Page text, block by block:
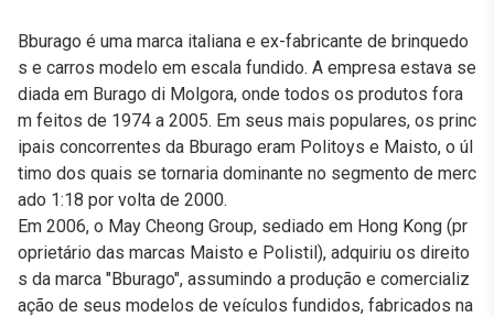
Bburago é uma marca italiana e ex-fabricante de brinquedo
s e carros modelo em escala fundido. A empresa estava se
diada em Burago di Molgora, onde todos os produtos fora
m feitos de 1974 a 2005. Em seus mais populares, os princ
ipais concorrentes da Bburago eram Politoys e Maisto, o úl
timo dos quais se tornaria dominante no segmento de merc
ado 1:18 por volta de 2000.
Em 2006, o May Cheong Group, sediado em Hong Kong (pr
oprietário das marcas Maisto e Polistil), adquiriu os direito
s da marca "Bburago", assumindo a produção e comercializ
ação de seus modelos de veículos fundidos, fabricados na